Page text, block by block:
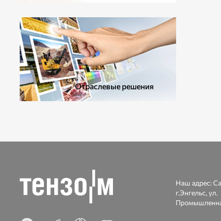
Отраслевые решения
Наш адрес:
г.Энгельс, ул.